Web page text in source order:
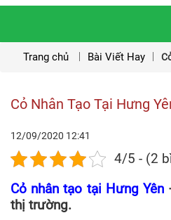
Trang chủ Bài Viết Hay
Cỏ Nhân Tạo Tại Hưng
12/09/2020 12:41
4/5 - (2
Cỏ nhân tạo tại Hưng Yên
thị trường.